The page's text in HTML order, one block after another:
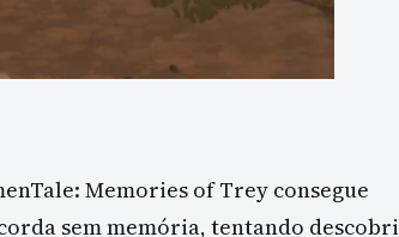
Memories of Trey consegue
sem memória, tentando